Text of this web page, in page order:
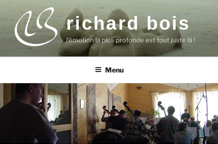
au
contenu
principal
richard bois
l'émotion la plus profonde est tout juste là !
Menu